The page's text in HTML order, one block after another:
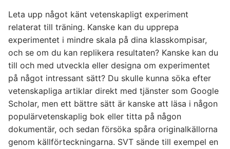
Leta upp något känt vetenskapligt experiment
relaterat till träning. Kanske kan du upprepa
experimentet i mindre skala på dina klasskompisar,
och se om du kan replikera resultaten? Kanske kan du
till och med utveckla eller designa om experimentet
på något intressant sätt? Du skulle kunna söka efter
vetenskapliga artiklar direkt med tjänster som Google
Scholar, men ett bättre sätt är kanske att läsa i någon
populärvetenskaplig bok eller titta på någon
dokumentär, och sedan försöka spåra originalkällorna
genom källförteckningarna. SVT sände till exempel en